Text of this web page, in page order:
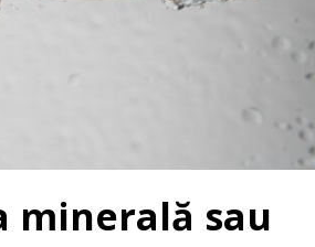
minerală sau